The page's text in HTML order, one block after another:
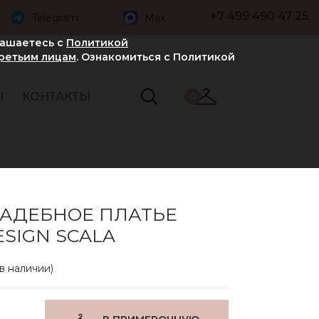
Telegram Max +7 499 490 47 25
КОНТАКТЫ
ПЛАТЬЕ
SCALA
наличии)
с Политикой
лицам. Ознакомиться с Политикой